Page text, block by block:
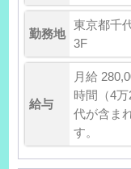
勤務地
東京都千
3F
給与
月給
時間（4
代が含ま
す。